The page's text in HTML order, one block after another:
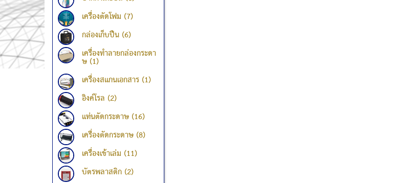
เครื่องตัดโฟม (7)
กล่องเก็บปืน (6)
เครื่องทำลายกล่องกระดา
ษ (1)
เครื่องสแกนเอกสาร (1)
อิงค์โรล (2)
แท่นตัดกระดาษ (16)
เครื่องตัดกระดาษ (8)
เครื่องเข้าเล่ม (11)
บัตรพลาสติก (2)